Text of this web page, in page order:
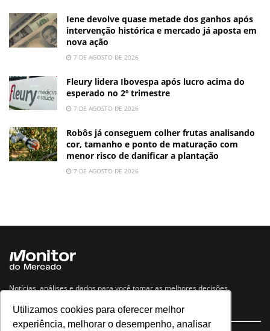
Utilizamos cookies para oferecer melhor
experiência, melhorar o desempenho, analisar
Iene devolve quase metade dos ganhos após
intervenção histórica e mercado já aposta em
nova ação
7 DE AGOSTO DE 2026
Fleury lidera Ibovespa após lucro acima do
esperado no 2º trimestre
7 DE AGOSTO DE 2026
Robôs já conseguem colher frutas analisando
cor, tamanho e ponto de maturação com
menor risco de danificar a plantação
7 DE AGOSTO DE 2026
Notícias, análises e dados para você tomar as melhores decisões.
Navegue no site